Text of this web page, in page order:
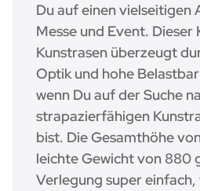
Du auf einen vielseitigen
Messe und Event. Dieser
Kunstrasen überzeugt
Optik und hohe
wenn Du auf der Suche
strapazierfähigen
bist. Die Gesamthöhe
leichte Gewicht von 880
Verlegung super